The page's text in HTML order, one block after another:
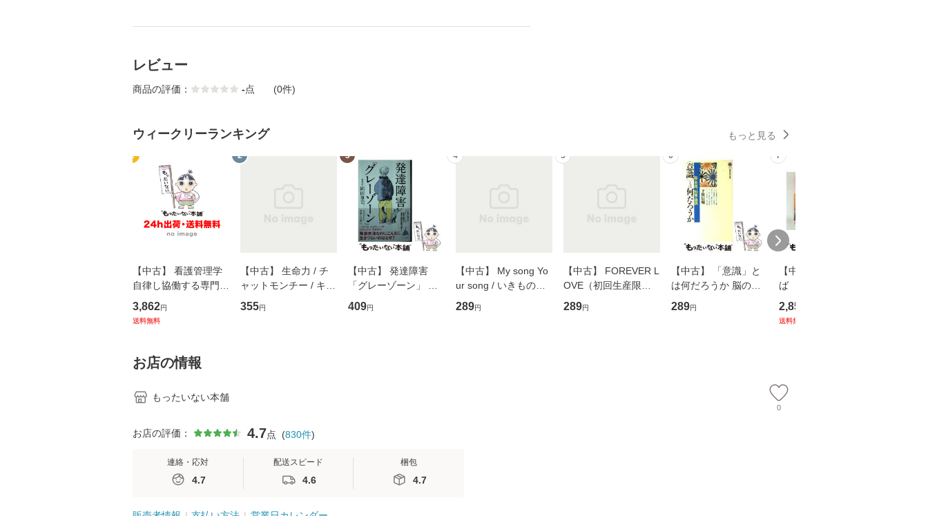
レビュー
商品の評価： -点 (0件)
ウィークリーランキング もっと見る
1
【中古】 看護管理学
自律し協働する専門職
の看護マネジメントス
キル 改訂第3版 (看護
堂 [単行
3,862円
送料無料
2
【中古】 生命力 / チ
ャットモンチー / キュ
ーンレコード [CD]
【メール便送料無料】
355円
3
【中古】 発達障害
「グレーゾーン」 そ
の正しい理解と克服法
(SB新書 572) / 岡田尊
409円
4
【中古】 My song Yo
ur song / いきものが
かり / [CD]【メール便
送料無料】
289円
5
【中古】 FOREVER L
OVE（初回生産限定
盤） / 清水翔太×加藤
ミリヤ / [CD]【メール
289円
6
【中古】 「意識」と
は何だろうか 脳の来
歴、知覚の錯誤 （講
談社現代新書） / 下条
289円
7
【中古】 耳をすませ
ば 〈2枚組〉 [DVD] /
ブエナ・ビスタ・ホー
ム・エンターテイメン
2,852
送料無料
お店の情報
もったいない本舗
0
お店の評価： 4.7点 (830件)
連絡・応対
4.7
配送スピード
4.6
梱包
4.7